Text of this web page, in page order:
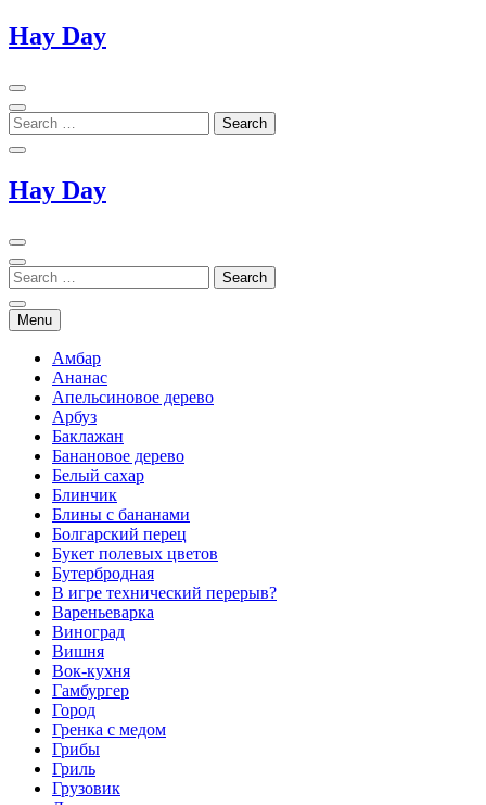
Skip
to
Hay Day
Hay Day
Menu
Амбар
Ананас
Апельсиновое дерево
Арбуз
Баклажан
Банановое дерево
Белый сахар
Блинчик
Блины с бананами
Болгарский перец
Букет полевых цветов
Бутербродная
В игре технический перерыв?
Вареньеварка
Виноград
Вишня
Вок-кухня
Гамбургер
Город
Гренка с медом
Грибы
Гриль
Грузовик